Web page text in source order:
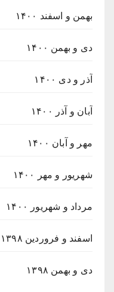
بهمن و اسفند ۱۴۰۰
دی و بهمن ۱۴۰۰
آذر و دی ۱۴۰۰
آبان و آذر ۱۴۰۰
مهر و آبان ۱۴۰۰
شهریور و مهر ۱۴۰۰
مرداد و شهریور ۱۴۰۰
اسفند و فروردین ۱۳۹۸
دی و بهمن ۱۳۹۸